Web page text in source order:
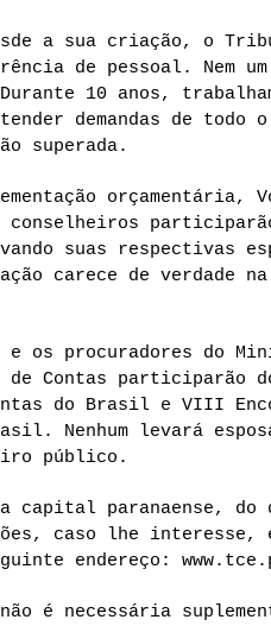
a sua criação, o
de pessoal. Nem
10 anos,
demandas de todo
superada.
orçamentária,
conselheiros
suas respectivas
carece de verdade
e os procuradores do
Contas participarão
do Brasil e VIII
Nenhum levará
público.
capital paranaense, do
caso lhe interesse,
endereço:
é necessária